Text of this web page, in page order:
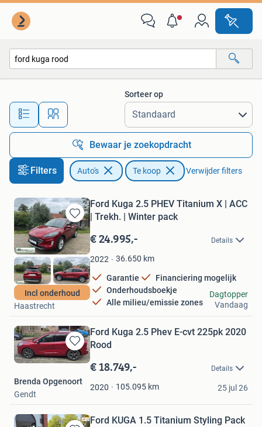
Alle afstanden…
Sorteer op
Bewaar je zoekopdracht
Filters Auto's Te koop Verwijder filters
Bewaren
in
Mijn
Favorieten
Incl onderhoud
Ford Kuga 2.5 PHEV Titanium X | ACC
| Trekh. | Winter pack
€ 24.995,- Details
2022 36.650 km
Garantie
Financiering mogelijk
Onderhoudsboekje
Alle milieu/emissie zones
Oplaadauto B.V.
Haastrecht
Dagtopper
Vandaag
Bewaren
in
Favorieten
Ford Kuga 2.5 Phev E-cvt 225pk 2020
Rood
€ 18.749,- Details
2020 105.095 km
Brenda Opgenoort
Gendt
25 jul 26
Ford KUGA 1.5 Titanium Styling Pack